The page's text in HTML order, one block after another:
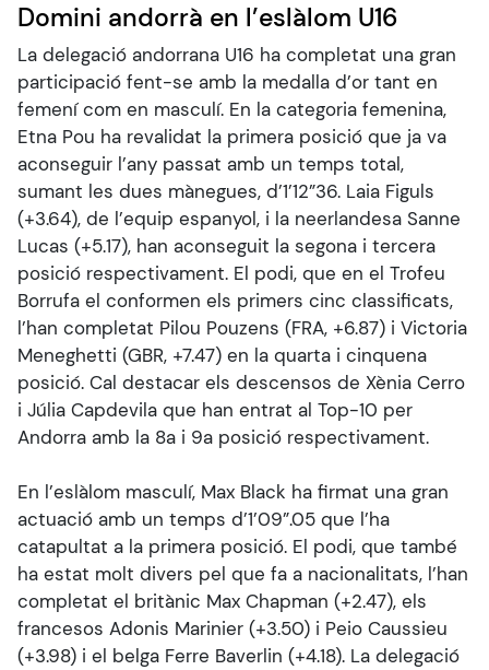
Domini andorrà en l’eslàlom U16
La delegació andorrana U16 ha completat una gran
participació fent-se amb la medalla d’or tant en
femení com en masculí. En la categoria femenina,
Etna Pou ha revalidat la primera posició que ja va
aconseguir l’any passat amb un temps total,
sumant les dues mànegues, d’1’12”36. Laia Figuls
(+3.64), de l’equip espanyol, i la neerlandesa Sanne
Lucas (+5.17), han aconseguit la segona i tercera
posició respectivament. El podi, que en el Trofeu
Borrufa el conformen els primers cinc classificats,
l’han completat Pilou Pouzens (FRA, +6.87) i Victoria
Meneghetti (GBR, +7.47) en la quarta i cinquena
posició. Cal destacar els descensos de Xènia Cerro
i Júlia Capdevila que han entrat al Top-10 per
Andorra amb la 8a i 9a posició respectivament.
En l’eslàlom masculí, Max Black ha firmat una gran
actuació amb un temps d’1’09”.05 que l’ha
catapultat a la primera posició. El podi, que també
ha estat molt divers pel que fa a nacionalitats, l’han
completat el britànic Max Chapman (+2.47), els
francesos Adonis Marinier (+3.50) i Peio Caussieu
(+3.98) i el belga Ferre Baverlin (+4.18). La delegació